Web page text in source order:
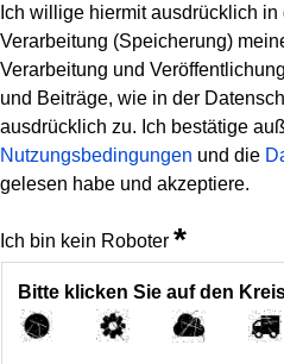
Ich willige hiermit ausdrücklich
Verarbeitung (Speicherung)
Verarbeitung und
und Beiträge, wie in der
ausdrücklich zu. Ich bestätige
Nutzungsbedingungen und die
gelesen habe und akzeptiere.
Ich bin kein Roboter *
Bitte klicken Sie auf den